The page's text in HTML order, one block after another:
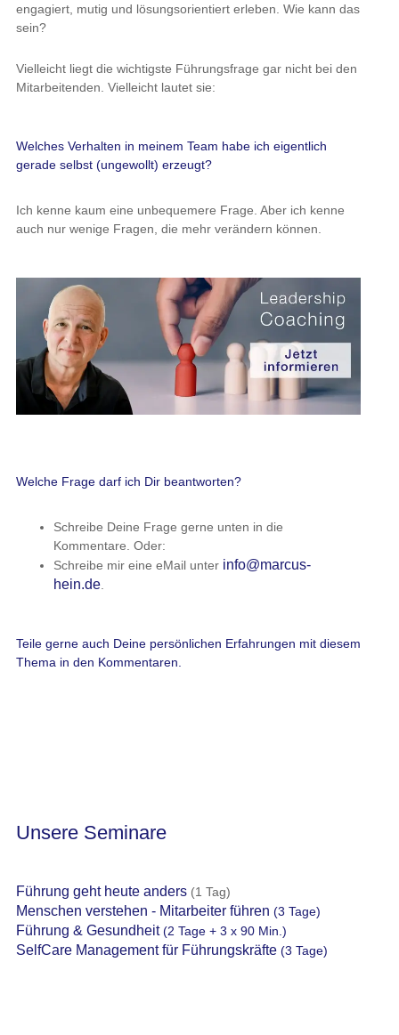
engagiert, mutig und lösungsorientiert erleben. Wie kann das
sein?
Vielleicht liegt die wichtigste Führungsfrage gar nicht bei den
Mitarbeitenden. Vielleicht lautet sie:
Welches Verhalten in meinem Team habe ich eigentlich
gerade selbst (ungewollt) erzeugt?
Ich kenne kaum eine unbequemere Frage. Aber ich kenne
auch nur wenige Fragen, die mehr verändern können.
Welche Frage darf ich Dir beantworten?
Schreibe Deine Frage gerne unten in die
Kommentare. Oder:
Schreibe mir eine eMail unter info@marcus-
hein.de.
Teile gerne auch Deine persönlichen Erfahrungen mit diesem
Thema in den Kommentaren.
Unsere Seminare
Führung geht heute anders(1 Tag)
Menschen verstehen - Mitarbeiter führen (3 Tage)
Führung & Gesundheit(2 Tage + 3 x 90 Min.)
SelfCare Management für Führungskräfte(3 Tage)